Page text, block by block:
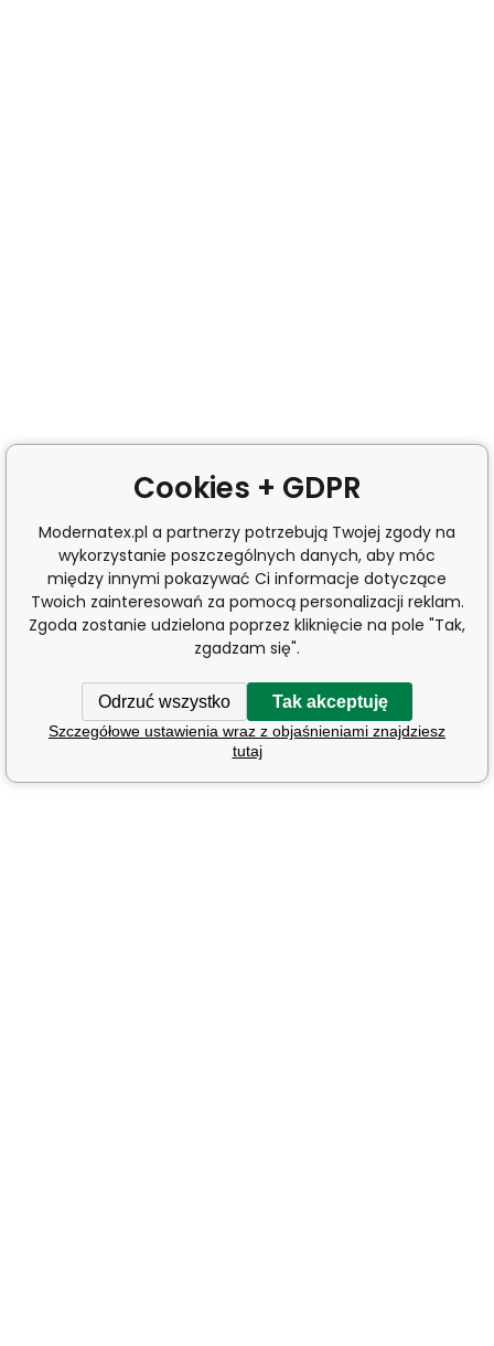
Cookies + GDPR
Modernatex.pl a partnerzy potrzebują Twojej zgody na
wykorzystanie poszczególnych danych, aby móc
między innymi pokazywać Ci informacje dotyczące
Twoich zainteresowań za pomocą personalizacji reklam.
Zgoda zostanie udzielona poprzez kliknięcie na pole "Tak,
zgadzam się".
Odrzuć wszystko Tak akceptuję
Szczegółowe ustawienia wraz z objaśnieniami znajdziesz
tutaj